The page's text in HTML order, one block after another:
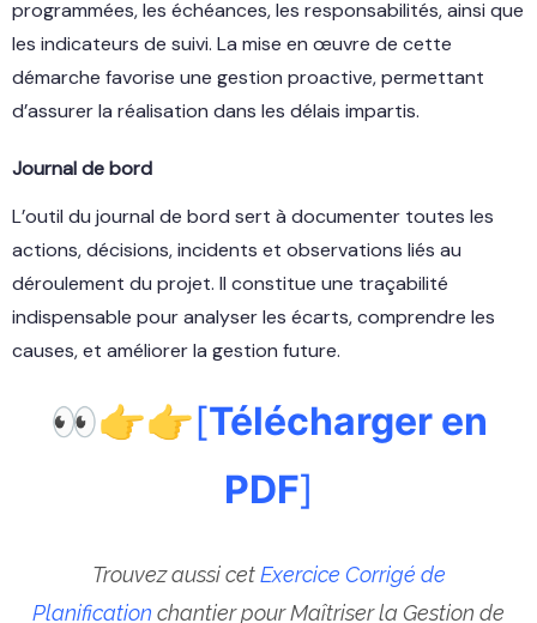
programmées, les échéances, les responsabilités, ainsi que
les indicateurs de suivi. La mise en œuvre de cette
démarche favorise une gestion proactive, permettant
d’assurer la réalisation dans les délais impartis.
Journal de bord
L’outil du journal de bord sert à documenter toutes les
actions, décisions, incidents et observations liés au
déroulement du projet. Il constitue une traçabilité
indispensable pour analyser les écarts, comprendre les
causes, et améliorer la gestion future.
👀👉👉[Télécharger en
PDF]
Trouvez aussi cetExercice Corrigé de
Planification chantier pour Maîtriser la Gestion de